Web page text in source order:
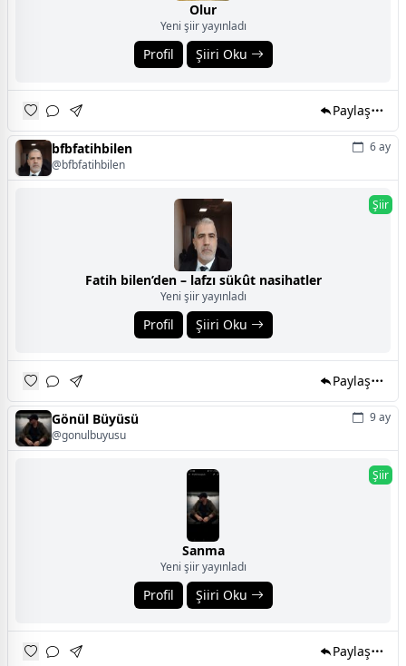
Olur
Yeni şiir yayınladı
Profil Şiiri Oku
Paylaş
bfbfatihbilen
@bfbfatihbilen
6 ay
Şiir
Fatih bilen’den – lafzı sükût nasihatler
Yeni şiir yayınladı
Profil Şiiri Oku
Paylaş
Gönül Büyüsü
@gonulbuyusu
9 ay
Şiir
Sanma
Yeni şiir yayınladı
Profil Şiiri Oku
Paylaş